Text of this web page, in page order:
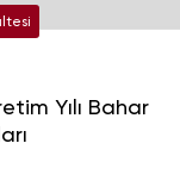
Yılı Bahar